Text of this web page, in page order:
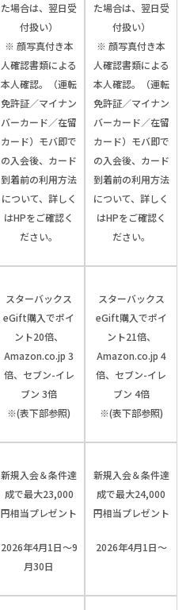
た場合は、翌日受
付扱い）
※ 顔写真付き本
人確認書類による
本人確認。（運転
免許証／マイナン
バーカード／在留
カード）モバ即で
の入会後、カード
到着前の利用方法
について、詳しく
はHPをご確認く
ださい。
た場合は、翌日受
付扱い）
※ 顔写真付き本
人確認書類による
本人確認。（運転
免許証／マイナン
バーカード／在留
カード）モバ即で
の入会後、カード
到着前の利用方法
について、詳しく
はHPをご確認く
ださい。
スターバックス
eGift購入でポイ
ント20倍、
Amazon.co.jp 3
倍、セブン-イレ
ブン 3倍
※(表下部参照)
スターバックス
eGift購入でポイ
ント21倍、
Amazon.co.jp 4
倍、セブン-イレ
ブン 4倍
※(表下部参照)
新規入会＆条件達
成で最大23,000
円相当プレゼント
2026年4月1日～9
月30日
新規入会＆条件達
成で最大24,000
円相当プレゼント
2026年4月1日～